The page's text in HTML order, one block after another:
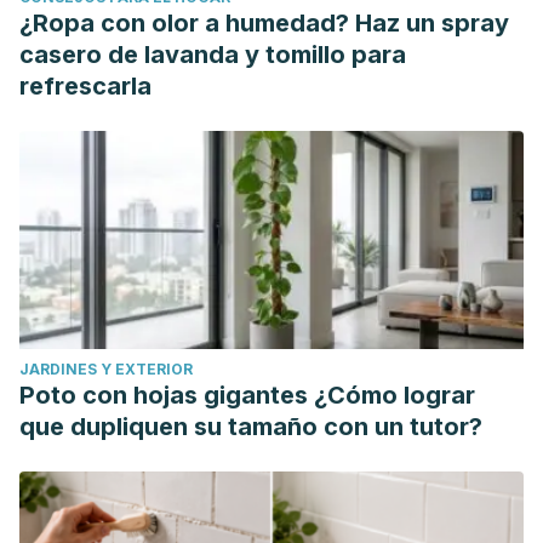
¿Ropa con olor a humedad? Haz un spray
casero de lavanda y tomillo para
refrescarla
JARDINES Y EXTERIOR
Poto con hojas gigantes ¿Cómo lograr
que dupliquen su tamaño con un tutor?